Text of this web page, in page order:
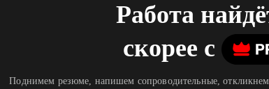
Работа
скорее c
Поднимем резюме, напишем сопроводительные,